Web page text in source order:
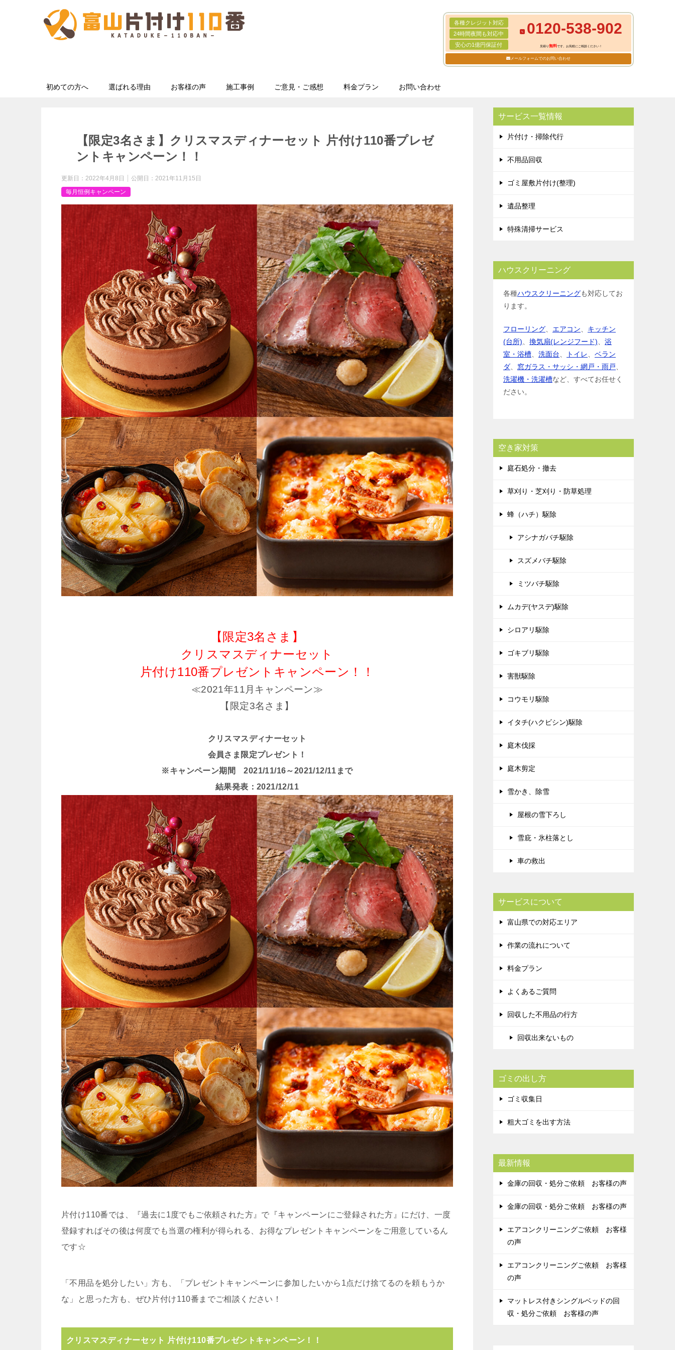
各種クレジット対応
24時間夜間も対応中
安心の1億円保証付
0120-538-902
見積り無料です。お気軽にご相談ください！
メールフォームでのお問い合わせ
初めての方へ 選ばれる理由 お客様の声 施工事例 ご意見・ご感想 料金プラン お問い合わせ
【限定3名さま】クリスマスディナーセット 片付け110番プレゼ
ントキャンペーン！！
更新日： 2022年4月8日 公開日： 2021年11月15日
毎月恒例キャンペーン
【限定3名さま】
クリスマスディナーセット
片付け110番プレゼントキャンペーン！！
≪2021年11月キャンペーン≫
【限定3名さま】
クリスマスディナーセット
会員さま限定プレゼント！
※キャンペーン期間 2021/11/16～2021/12/11まで
結果発表：2021/12/11
片付け110番では、『過去に1度でもご依頼された方』で『キャンペーンにご登録された方』にだけ、一度
登録すればその後は何度でも当選の権利が得られる、お得なプレゼントキャンペーンをご用意しているん
です☆
「不用品を処分したい」方も、「プレゼントキャンペーンに参加したいから1点だけ捨てるのを頼もうか
な」と思った方も、ぜひ片付け110番までご相談ください！
クリスマスディナーセット 片付け110番プレゼントキャンペーン！！
サービス一覧情報
片付け・掃除代行
不用品回収
ゴミ屋敷片付け(整理)
遺品整理
特殊清掃サービス
ハウスクリーニング
各種ハウスクリーニングも対応してお
ります。
フローリング エアコン
キッチン
(台所)
換気扇(レンジフード)
浴
室・浴槽
洗面台 トイレ
ベラン
ダ
窓ガラス・サッシ・網戸・雨戸
洗濯機・洗濯槽など、すべてお任せく
ださい。
空き家対策
庭石処分・撤去
草刈り・芝刈り・防草処理
蜂（ハチ）駆除
アシナガバチ駆除
スズメバチ駆除
ミツバチ駆除
ムカデ(ヤスデ)駆除
シロアリ駆除
ゴキブリ駆除
害獣駆除
コウモリ駆除
イタチ(ハクビシン)駆除
庭木伐採
庭木剪定
雪かき、除雪
屋根の雪下ろし
雪庇・氷柱落とし
車の救出
サービスについて
富山県での対応エリア
作業の流れについて
料金プラン
よくあるご質問
回収した不用品の行方
回収出来ないもの
ゴミの出し方
ゴミ収集日
粗大ゴミを出す方法
最新情報
金庫の回収・処分ご依頼 お客様の声
金庫の回収・処分ご依頼 お客様の声
エアコンクリーニングご依頼 お客様
の声
エアコンクリーニングご依頼 お客様
の声
マットレス付きシングルベッドの回
収・処分ご依頼 お客様の声